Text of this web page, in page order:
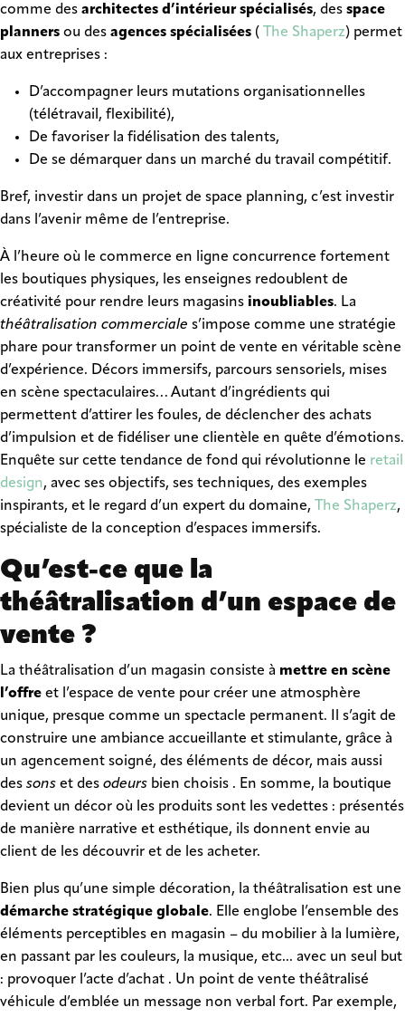
comme des architectes d’intérieur spécialisés, des space
planners ou des agences spécialisées ( The Shaperz) permet
aux entreprises :
D’accompagner leurs mutations organisationnelles
(télétravail, flexibilité),
De favoriser la fidélisation des talents,
De se démarquer dans un marché du travail compétitif.
Bref, investir dans un projet de space planning, c’est investir
dans l’avenir même de l’entreprise.
À l’heure où le commerce en ligne concurrence fortement
les boutiques physiques, les enseignes redoublent de
créativité pour rendre leurs magasins inoubliables. La
théâtralisation commerciale s’impose comme une stratégie
phare pour transformer un point de vente en véritable scène
d’expérience. Décors immersifs, parcours sensoriels, mises
en scène spectaculaires… Autant d’ingrédients qui
permettent d’attirer les foules, de déclencher des achats
d’impulsion et de fidéliser une clientèle en quête d’émotions.
Enquête sur cette tendance de fond qui révolutionne le retail
design, avec ses objectifs, ses techniques, des exemples
inspirants, et le regard d’un expert du domaine,
The Shaperz,
spécialiste de la conception d’espaces immersifs.
Qu’est-ce que la
théâtralisation d’un espace de
vente ?
La théâtralisation d’un magasin consiste à mettre en scène
l’offre et l’espace de vente pour créer une atmosphère
unique, presque comme un spectacle permanent. Il s’agit de
construire une ambiance accueillante et stimulante, grâce à
un agencement soigné, des éléments de décor, mais aussi
des sons et des odeurs bien choisis . En somme, la boutique
devient un décor où les produits sont les vedettes : présentés
de manière narrative et esthétique, ils donnent envie au
client de les découvrir et de les acheter.
Bien plus qu’une simple décoration, la théâtralisation est une
démarche stratégique globale. Elle englobe l’ensemble des
éléments perceptibles en magasin – du mobilier à la lumière,
en passant par les couleurs, la musique, etc... avec un seul but
: provoquer l’acte d’achat . Un point de vente théâtralisé
véhicule d’emblée un message non verbal fort. Par exemple,